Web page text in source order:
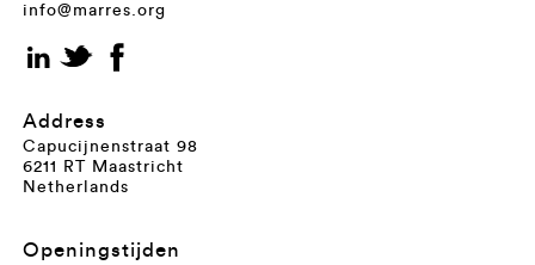
info@marres.org
Address
Capucijnenstraat 98
6211 RT Maastricht
Netherlands
Openingstijden